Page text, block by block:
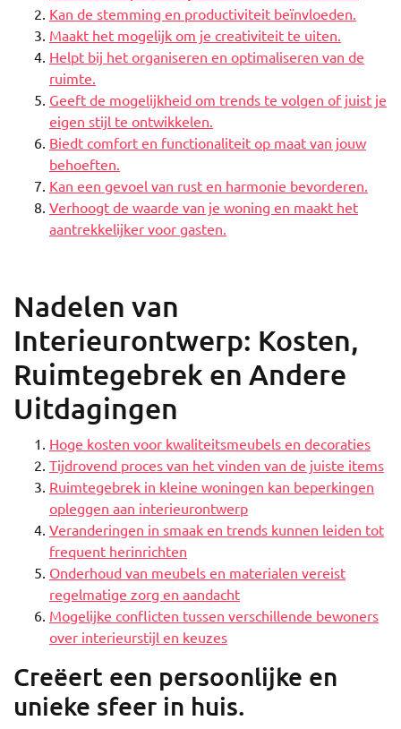
Kan de stemming en productiviteit beïnvloeden.
Maakt het mogelijk om je creativiteit te uiten.
Helpt bij het organiseren en optimaliseren van de
ruimte.
Geeft de mogelijkheid om trends te volgen of juist je
eigen stijl te ontwikkelen.
Biedt comfort en functionaliteit op maat van jouw
behoeften.
Kan een gevoel van rust en harmonie bevorderen.
Verhoogt de waarde van je woning en maakt het
aantrekkelijker voor gasten.
Nadelen van
Interieurontwerp: Kosten,
Ruimtegebrek en Andere
Uitdagingen
Hoge kosten voor kwaliteitsmeubels en decoraties
Tijdrovend proces van het vinden van de juiste items
Ruimtegebrek in kleine woningen kan beperkingen
opleggen aan interieurontwerp
Veranderingen in smaak en trends kunnen leiden tot
frequent herinrichten
Onderhoud van meubels en materialen vereist
regelmatige zorg en aandacht
Mogelijke conflicten tussen verschillende bewoners
over interieurstijl en keuzes
Creëert een persoonlijke en
unieke sfeer in huis.